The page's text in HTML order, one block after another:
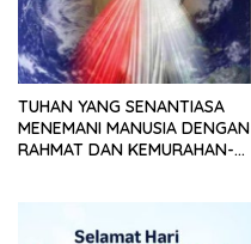
TUHAN YANG SENANTIASA
MENEMANI MANUSIA DENGAN
RAHMAT DAN KEMURAHAN-